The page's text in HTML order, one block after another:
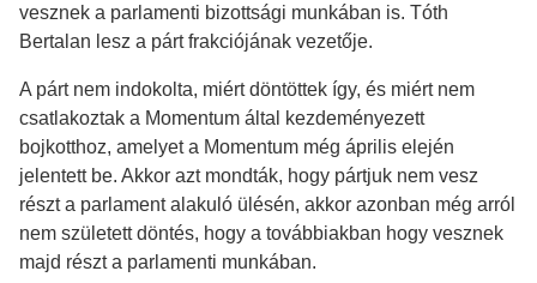
vesznek a parlamenti bizottsági munkában is. Tóth
Bertalan lesz a párt frakciójának vezetője.
A párt nem indokolta, miért döntöttek így, és miért nem
csatlakoztak a Momentum által kezdeményezett
bojkotthoz, amelyet a Momentum még április elején
jelentett be. Akkor azt mondták, hogy pártjuk nem vesz
részt a parlament alakuló ülésén, akkor azonban még arról
nem született döntés, hogy a továbbiakban hogy vesznek
majd részt a parlamenti munkában.